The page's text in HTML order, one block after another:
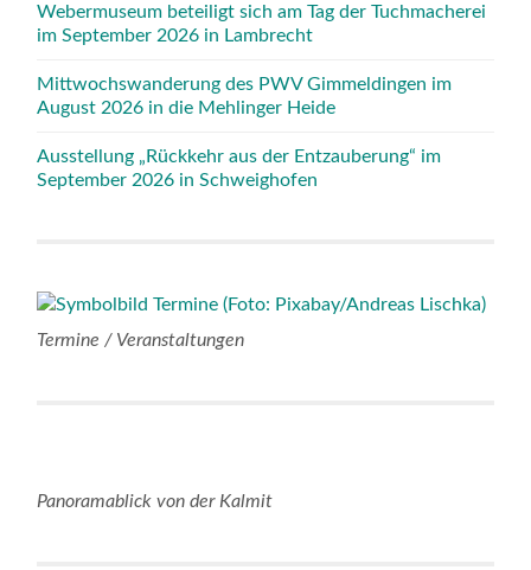
Webermuseum beteiligt sich am Tag der Tuchmacherei
im September 2026 in Lambrecht
Mittwochswanderung des PWV Gimmeldingen im
August 2026 in die Mehlinger Heide
Ausstellung „Rückkehr aus der Entzauberung“ im
September 2026 in Schweighofen
Termine / Veranstaltungen
Panoramablick von der Kalmit